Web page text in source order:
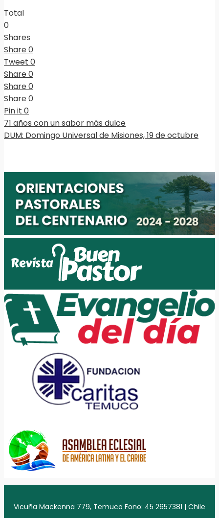
Total
0
Shares
Share0
Tweet 0
Share0
Share0
Share0
Pin it 0
71 años con un sabor más dulce
DUM: Domingo Universal de Misiones, 19 de octubre
Vicuña Mackenna 779, Temuco Fono: 45 2657381 | Chile